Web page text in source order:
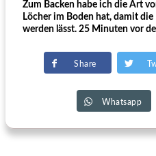
Zum Backen habe ich die Art
Löcher im Boden hat, damit
werden lässt. 25 Minuten vor
Share
Whatsapp